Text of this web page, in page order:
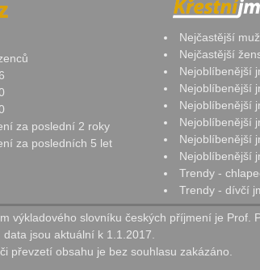
za poslední 2 roky
za posledních 5 let
Nejčastější
Nejčastější
Nejoblíbenější
Nejoblíbenější
Nejoblíbenější
Nejoblíbenější
Nejoblíbenější
Nejoblíbenější
Trendy -
Trendy - dívčí
výkladového slovníku českých příjmení je Prof.
data jsou aktuální k 1.1.2017.
převzetí obsahu je bez souhlasu zakázáno.